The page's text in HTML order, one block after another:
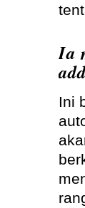
Ia
Ini